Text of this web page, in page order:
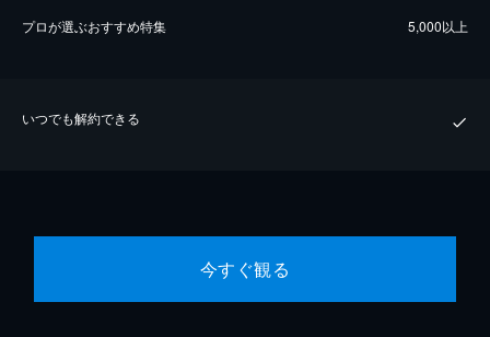
プロが選ぶおすすめ特集 5,000以上
いつでも解約できる
今すぐ観る